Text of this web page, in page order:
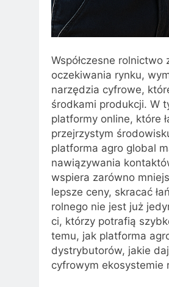
Współczesne
oczekiwania rynku,
narzędzia cyfrowe,
środkami produkcji. W
platformy online, które
przejrzystym
platforma agro global
nawiązywania
wspiera zarówno
lepsze ceny, skracać
rolnego nie jest już
ci, którzy potrafią
temu, jak platforma
dystrybutorów, jakie
cyfrowym ekosystemie